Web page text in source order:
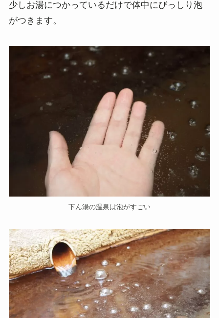
少しお湯につかっているだけで体中にびっしり泡
がつきます。
下ん湯の温泉は泡がすごい